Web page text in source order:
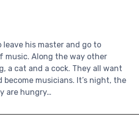
leave his master and go to
music. Along the way other
a cat and a cock. They all want
become musicians. It’s night, the
are hungry…